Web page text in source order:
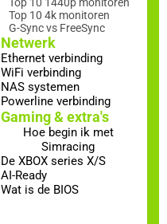
Top 10 4k monitoren
G-Sync vs FreeSync
Netwerk
Ethernet verbinding
WiFi verbinding
NAS systemen
Powerline verbinding
Gaming & extra's
Hoe begin ik met
Simracing
De XBOX series X/S
AI-Ready
Wat is de BIOS